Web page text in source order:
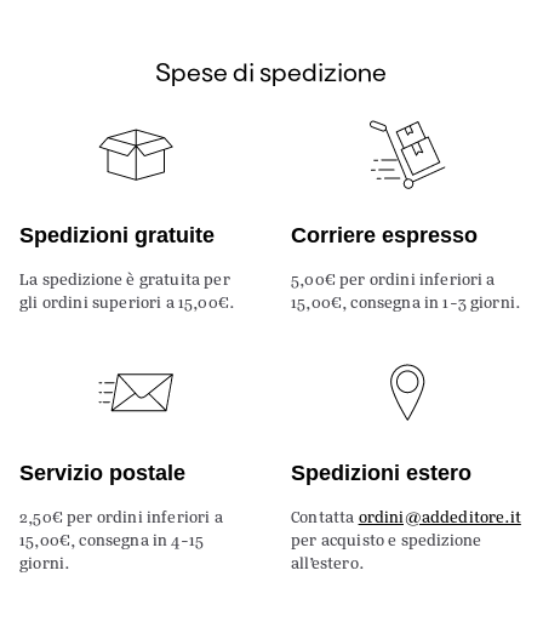
Spese di spedizione
Spedizioni gratuite
La spedizione è gratuita per
gli ordini superiori a 15,00€.
Corriere espresso
5,00€ per ordini inferiori a
15,00€, consegna in 1-3 giorni.
Servizio postale
2,50€ per ordini inferiori a
15,00€, consegna in 4-15
giorni.
Spedizioni estero
Contatta ordini@addeditore.it
per acquisto e spedizione
all’estero.